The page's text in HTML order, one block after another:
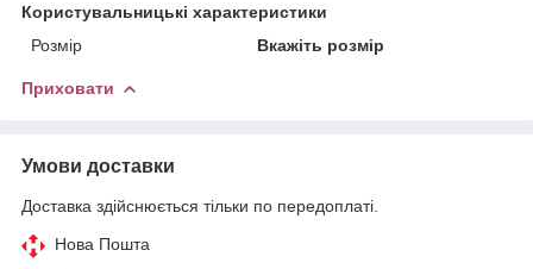
Користувальницькі характеристики
Розмір
Вкажіть розмір
Приховати
Умови доставки
Доставка здійснюється тільки по передоплаті.
Нова Пошта